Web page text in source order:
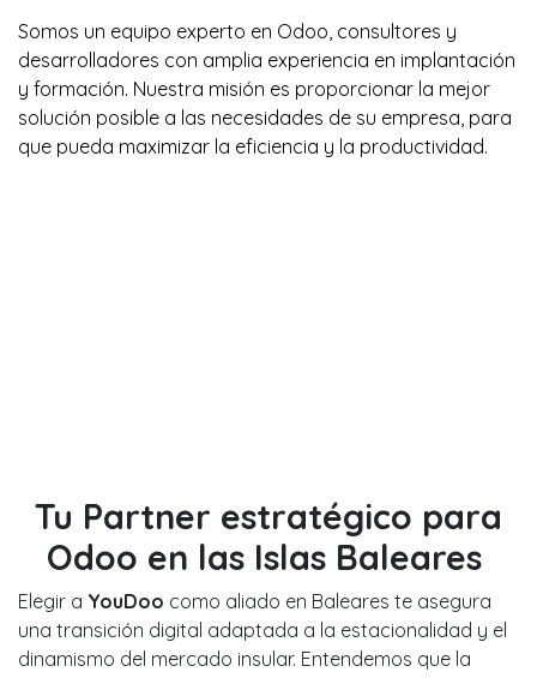
Somos un equipo experto en Odoo, consultores y
desarrolladores con amplia experiencia en implantación
y formación. Nuestra misión es proporcionar la mejor
solución posible a las necesidades de su empresa, para
que pueda maximizar la eficiencia y la productividad.
Tu Partner estratégico para
Odoo en las Islas Baleares
Elegir a YouDoo como aliado en Baleares te asegura
una transición digital adaptada a la estacionalidad y el
dinamismo del mercado insular. Entendemos que la